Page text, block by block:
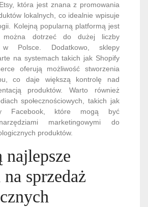
która jest znana z promowania
lokalnych, co idealnie wpisuje
Kolejną popularną platformą jest
można dotrzeć do dużej liczby
w Polsce. Dodatkowo, sklepy
na systemach takich jak Shopify
oferują możliwość stworzenia
co daje większą kontrolę nad
produktów. Warto również
społecznościowych, takich jak
Facebook, które mogą być
marketingowymi do
produktów.
najlepsze
sprzedaż